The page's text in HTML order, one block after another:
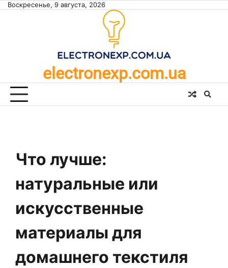
SkipВоскресенье, 9 августа, 2026
electronexp.com.ua
Что лучше:
натуральные или
искусственные
материалы для
домашнего текстиля